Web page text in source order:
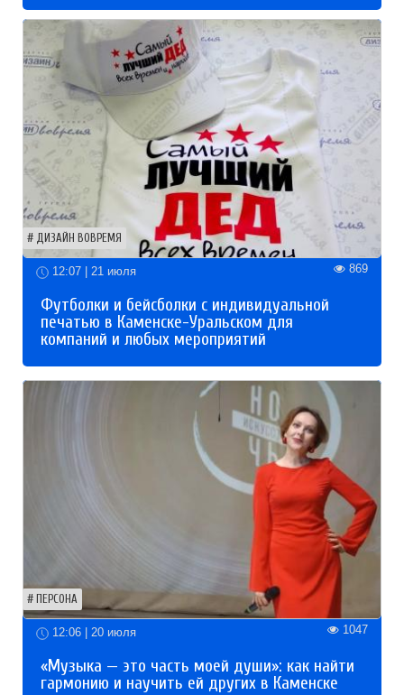
ДИЗАЙН ВОВРЕМЯ
12:07 | 21 июля 869
Футболки и бейсболки с индивидуальной
печатью в Каменске-Уральском для
компаний и любых мероприятий
ПЕРСОНА
12:06 | 20 июля 1047
«Музыка — это часть моей души»: как найти
гармонию и научить ей других в Каменске